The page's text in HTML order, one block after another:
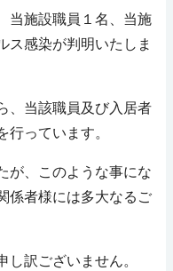
当施設職員１名、当施
ス感染が判明いたしま
、当該職員及び入居者
行っています。
が、このような事にな
係者様には多大なるご
し訳ございません。